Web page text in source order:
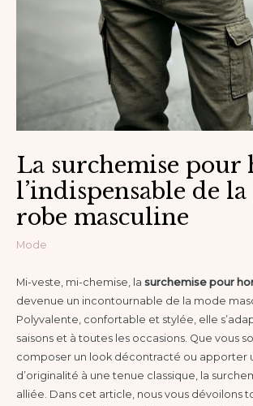
La surchemise pour
l’indispensable de
robe masculine
Mode
Mi-veste, mi-chemise, la surchemise pour
devenue un incontournable de la mode
Polyvalente, confortable et stylée, elle
saisons et à toutes les occasions. Que vous
composer un look décontracté ou apporter
d’originalité à une tenue classique, la
alliée. Dans cet article, nous vous dévoilons